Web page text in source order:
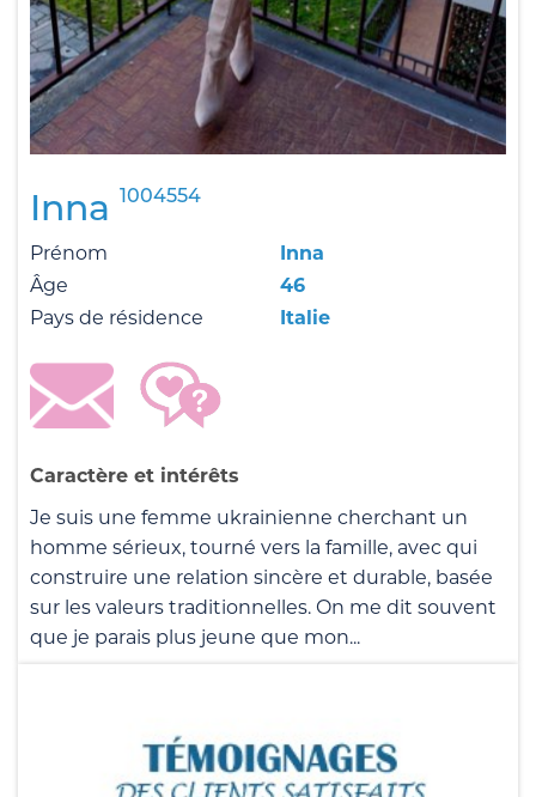
Inna 1004554
Prénom
Inna
Âge
46
Pays de résidence
Italie
Caractère et intérêts
Je suis une femme ukrainienne cherchant un
homme sérieux, tourné vers la famille, avec qui
construire une relation sincère et durable, basée
sur les valeurs traditionnelles. On me dit souvent
que je parais plus jeune que mon...